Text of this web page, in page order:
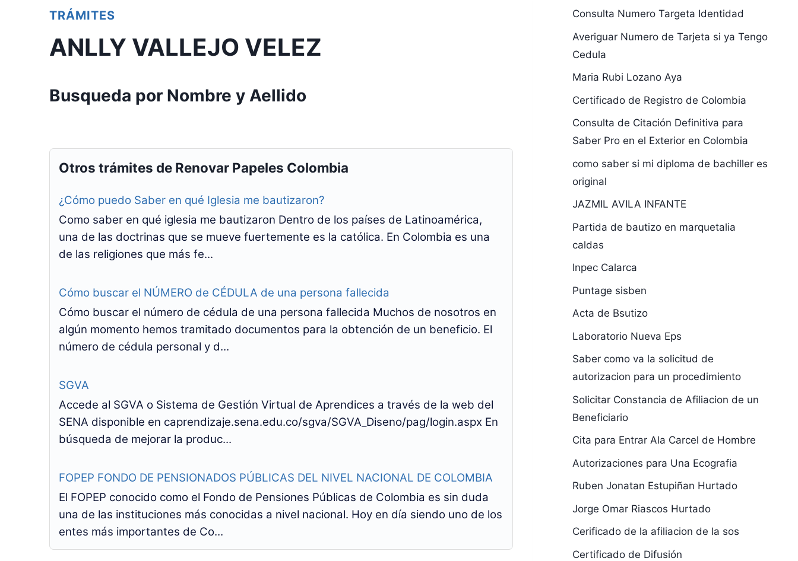
TRÁMITES
ANLLY VALLEJO VELEZ
Busqueda por Nombre y Aellido
Otros trámites de Renovar Papeles Colombia
¿Cómo puedo Saber en qué Iglesia me bautizaron?
Como saber en qué iglesia me bautizaron Dentro de los países de Latinoamérica,
una de las doctrinas que se mueve fuertemente es la católica. En Colombia es una
de las religiones que más fe...
Cómo buscar el NÚMERO de CÉDULA de una persona fallecida
Cómo buscar el número de cédula de una persona fallecida Muchos de nosotros en
algún momento hemos tramitado documentos para la obtención de un beneficio. El
número de cédula personal y d...
SGVA
Accede al SGVA o Sistema de Gestión Virtual de Aprendices a través de la web del
SENA disponible en caprendizaje.sena.edu.co/sgva/SGVA_Diseno/pag/login.aspx En
búsqueda de mejorar la produc...
FOPEP FONDO DE PENSIONADOS PÚBLICAS DEL NIVEL NACIONAL DE COLOMBIA
El FOPEP conocido como el Fondo de Pensiones Públicas de Colombia es sin duda
una de las instituciones más conocidas a nivel nacional. Hoy en día siendo uno de los
entes más importantes de Co...
Consulta Numero Targeta Identidad
Averiguar Numero de Tarjeta si ya Tengo
Cedula
Maria Rubi Lozano Aya
Certificado de Registro de Colombia
Consulta de Citación Definitiva para
Saber Pro en el Exterior en Colombia
como saber si mi diploma de bachiller es
original
JAZMIL AVILA INFANTE
Partida de bautizo en marquetalia
caldas
Inpec Calarca
Puntage sisben
Acta de Bsutizo
Laboratorio Nueva Eps
Saber como va la solicitud de
autorizacion para un procedimiento
Solicitar Constancia de Afiliacion de un
Beneficiario
Cita para Entrar Ala Carcel de Hombre
Autorizaciones para Una Ecografia
Ruben Jonatan Estupiñan Hurtado
Jorge Omar Riascos Hurtado
Cerificado de la afiliacion de la sos
Certificado de Difusión